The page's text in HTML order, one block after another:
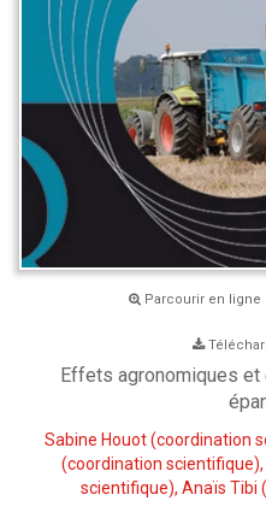
Parcourir en ligne
Effets agronomiques et
Sabine Houot(coordination
(coordination scientifique),
scientifique), Anaïs Tibi